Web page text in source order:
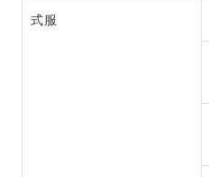
式服